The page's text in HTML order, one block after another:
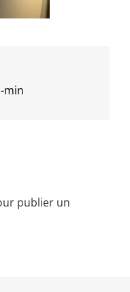
min
publier un